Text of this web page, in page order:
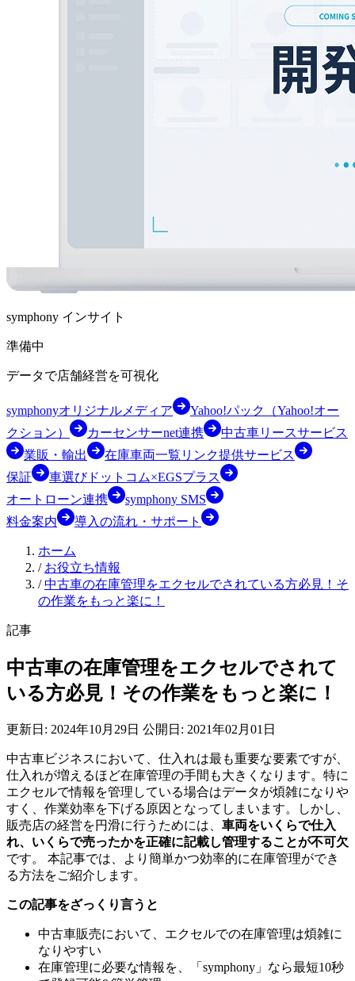
symphony インサイト
準備中
データで店舗経営を可視化
symphonyオリジナルメディア
Yahoo!パック（Yahoo!オー
クション）
カーセンサーnet連携
中古車リースサービス
業販・輸出
在庫車両一覧リンク提供サービス
保証
車選びドットコム×EGSプラス
オートローン連携
symphony SMS
料金案内
導入の流れ・サポート
ホーム
/ お役立ち情報
/ 中古車の在庫管理をエクセルでされている方必見！そ
の作業をもっと楽に！
記事
中古車の在庫管理をエクセルでされて
いる方必見！その作業をもっと楽に！
更新日: 2024年10月29日 公開日: 2021年02月01日
中古車ビジネスにおいて、仕入れは最も重要な要素ですが、
仕入れが増えるほど在庫管理の手間も大きくなります。特に
エクセルで情報を管理している場合はデータが煩雑になりや
すく、作業効率を下げる原因となってしまいます。しかし、
販売店の経営を円滑に行うためには、 車両をいくらで仕入
れ、いくらで売ったかを正確に記載し管理することが不可欠
です。 本記事では、より簡単かつ効率的に在庫管理ができ
る方法をご紹介します。
この記事をざっくり言うと
中古車販売において、エクセルでの在庫管理は煩雑に
なりやすい
在庫管理に必要な情報を、「symphony」なら最短10秒